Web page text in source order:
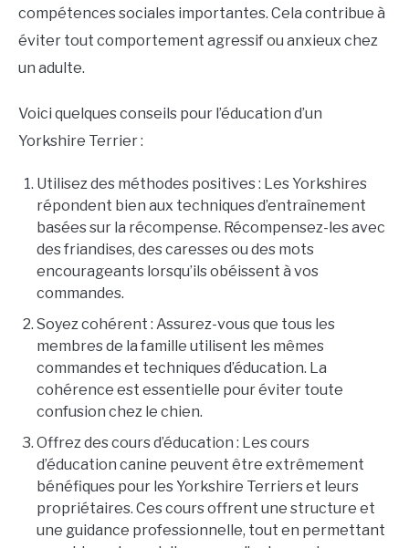
compétences sociales importantes. Cela contribue à
éviter tout comportement agressif ou anxieux chez
un adulte.
Voici quelques conseils pour l’éducation d’un
Yorkshire Terrier :
Utilisez des méthodes positives : Les Yorkshires
répondent bien aux techniques d’entraînement
basées sur la récompense. Récompensez-les avec
des friandises, des caresses ou des mots
encourageants lorsqu’ils obéissent à vos
commandes.
Soyez cohérent : Assurez-vous que tous les
membres de la famille utilisent les mêmes
commandes et techniques d’éducation. La
cohérence est essentielle pour éviter toute
confusion chez le chien.
Offrez des cours d’éducation : Les cours
d’éducation canine peuvent être extrêmement
bénéfiques pour les Yorkshire Terriers et leurs
propriétaires. Ces cours offrent une structure et
une guidance professionnelle, tout en permettant